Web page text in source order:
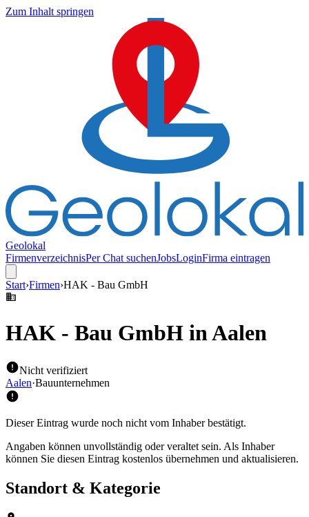
Zum Inhalt springen
Geolokal
FirmenverzeichnisPer Chat suchenJobsLoginFirma eintragen
Start›Firmen›HAK - Bau GmbH
HAK - Bau GmbH in Aalen
Nicht verifiziert
Aalen·Bauunternehmen
Dieser Eintrag wurde noch nicht vom Inhaber bestätigt.
Angaben können unvollständig oder veraltet sein. Als Inhaber
können Sie diesen Eintrag kostenlos übernehmen und aktualisieren.
Standort & Kategorie